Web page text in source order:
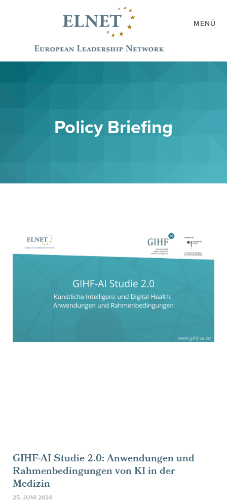
MENÜ
Policy Briefing
GIHF-AI Studie 2.0: Anwendungen und
Rahmenbedingungen von KI in der
Medizin
25. JUNI 2024